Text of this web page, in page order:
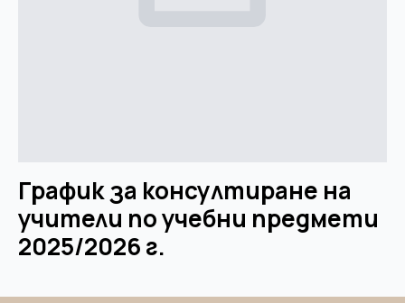
График за консултиране на
учители по учебни предмети
2025/2026 г.